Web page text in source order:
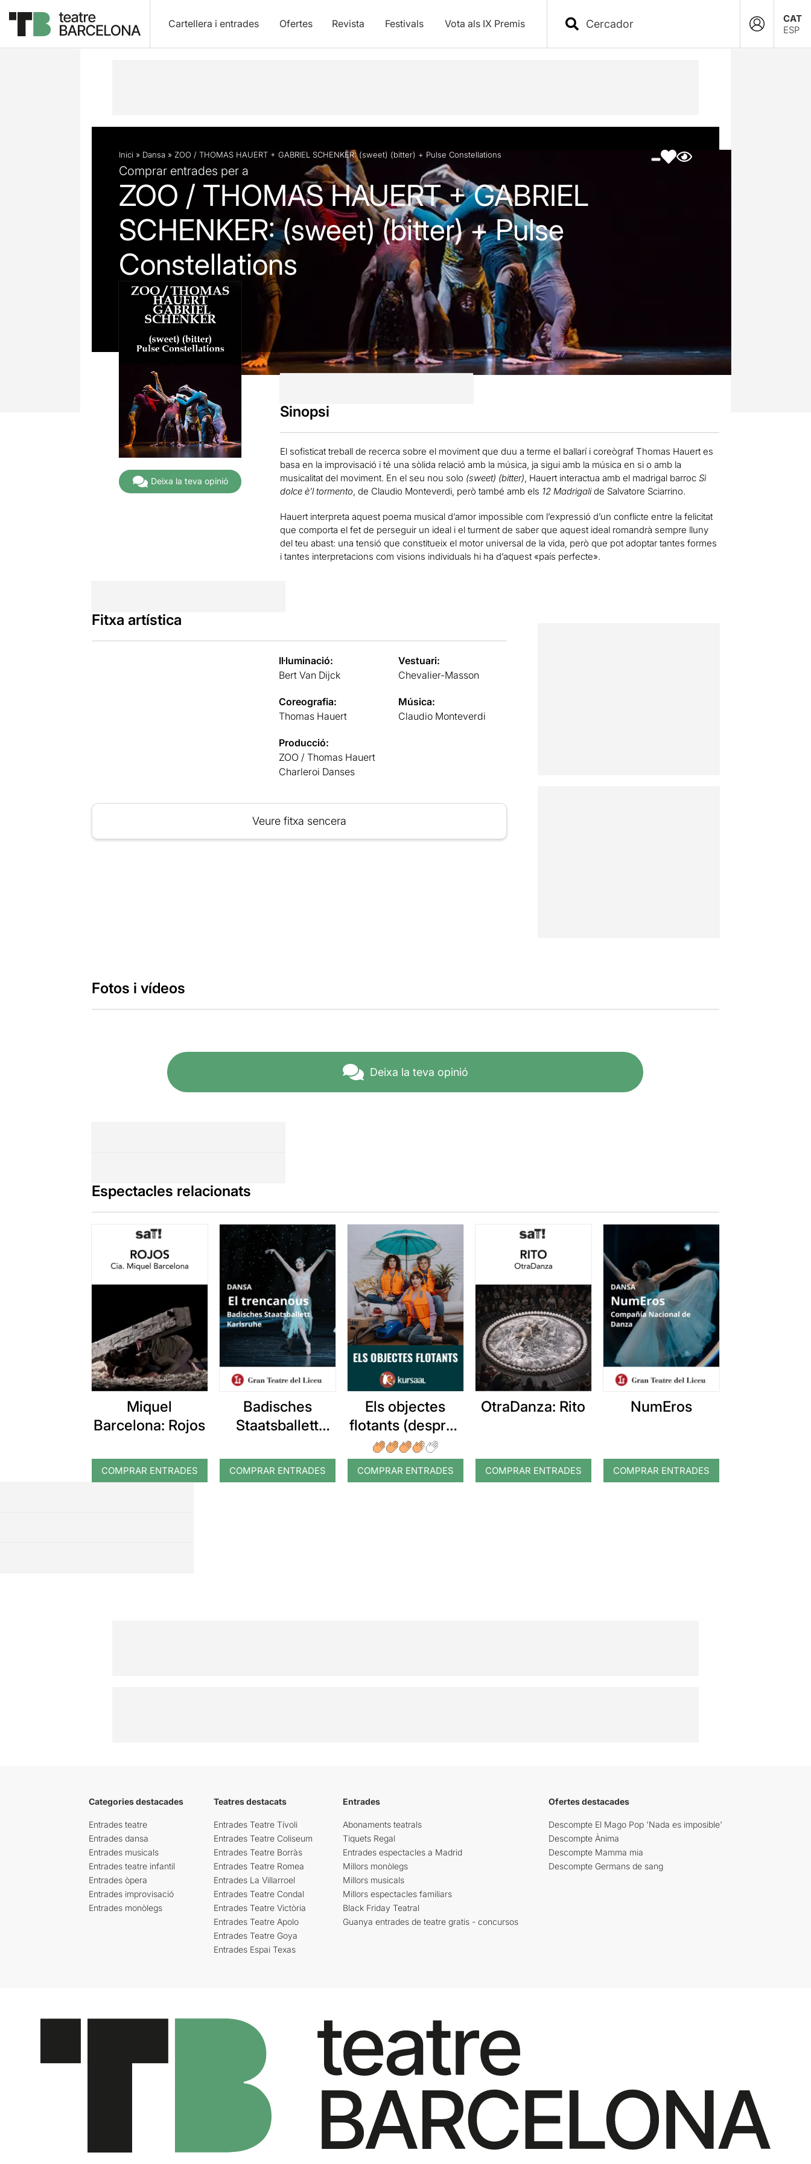
Cartellera i entrades Ofertes Revista Festivals Vota als IX Premis
CAT
ESP
Descripció Fitxa artística Fotos i vídeos
Inici » Dansa » ZOO / THOMAS HAUERT + GABRIEL SCHENKER: (sweet) (bitter) + Pulse Constellations
Comprar entrades per a
ZOO / THOMAS HAUERT + GABRIEL
SCHENKER: (sweet) (bitter) + Pulse
Constellations
Deixa la teva opinió
Sinopsi
El sofisticat treball de recerca sobre el moviment que duu a terme el ballarí i coreògraf Thomas Hauert es
basa en la improvisació i té una sòlida relació amb la música, ja sigui amb la música en si o amb la
musicalitat del moviment. En el seu nou solo (sweet) (bitter) , Hauert interactua amb el madrigal barroc Sì
dolce è’l tormento , de Claudio Monteverdi, però també amb els 12 Madrigalide Salvatore Sciarrino.
Hauert interpreta aquest poema musical d’amor impossible com l’expressió d’un conflicte entre la felicitat
que comporta el fet de perseguir un ideal i el turment de saber que aquest ideal romandrà sempre lluny
del teu abast: una tensió que constitueix el motor universal de la vida, però que pot adoptar tantes formes
i tantes interpretacions com visions individuals hi ha d’aquest «país perfecte».
Fitxa artística
Il·luminació:
Bert Van Dijck
Vestuari:
Chevalier-Masson
Coreografia:
Thomas Hauert
Música:
Claudio Monteverdi
Producció:
ZOO / Thomas Hauert
Charleroi Danses
Veure fitxa sencera
Fotos i vídeos
Deixa la teva opinió
Espectacles relacionats
Miquel
Barcelona: Rojos
COMPRAR ENTRADES
Badisches
Staatsballett
trencanous
COMPRAR ENTRADES
Els objectes
flotants (després
de la tempesta)
COMPRAR ENTRADES
OtraDanza: Rito
COMPRAR ENTRADES
NumEros
COMPRAR ENTRADES
Categories destacades
Entrades teatre
Entrades dansa
Entrades musicals
Entrades teatre infantil
Entrades òpera
Entrades improvisació
Entrades monòlegs
Teatres destacats
Entrades Teatre Tívoli
Entrades Teatre Coliseum
Entrades Teatre Borràs
Entrades Teatre Romea
Entrades La Villarroel
Entrades Teatre Condal
Entrades Teatre Victòria
Entrades Teatre Apolo
Entrades Teatre Goya
Entrades Espai Texas
Entrades
Abonaments teatrals
Tiquets Regal
Entrades espectacles a Madrid
Millors monòlegs
Millors musicals
Millors espectacles familiars
Black Friday Teatral
Guanya entrades de teatre gratis - concursos
Ofertes destacades
Descompte El Mago Pop 'Nada es imposible'
Descompte Ànima
Descompte Mamma mia
Descompte Germans de sang